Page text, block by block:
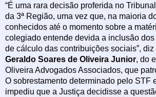
“É uma rara decisão proferida no
da 3ª Região, uma vez que, na maioria
conhecidos até o momento sobre a
colegiado entende devida a inclusão
de cálculo das contribuições sociais”,
Geraldo Soares de Oliveira Junior, do
Oliveira Advogados Associados, que
O sobrestamento determinado pelo STF
impediu que a Justiça decidisse a